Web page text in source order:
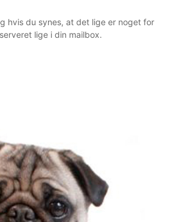
hvis du synes, at det lige er noget for
lige i din mailbox.